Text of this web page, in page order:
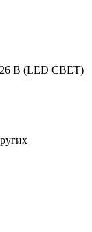
26 В (LED СВЕТ)